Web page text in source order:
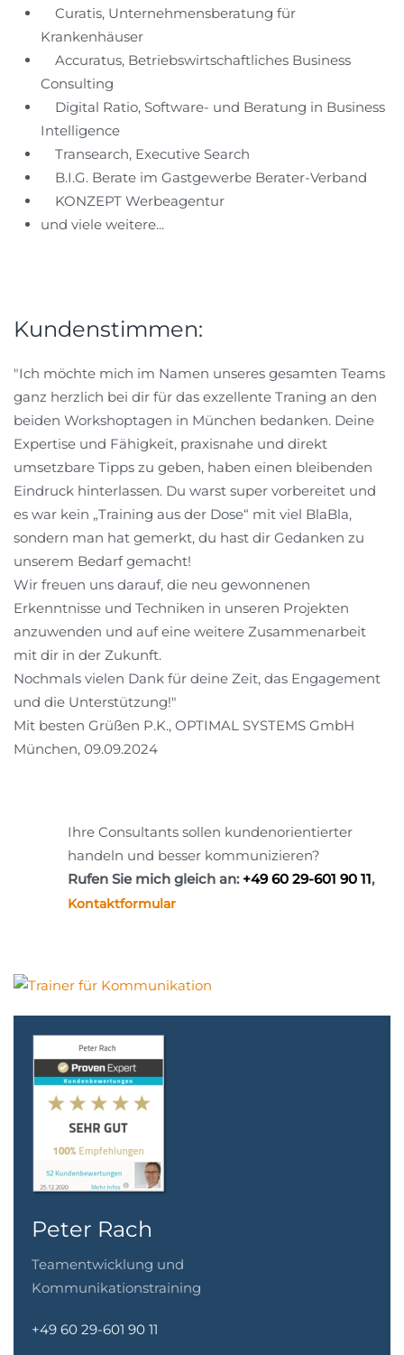
Curatis, Unternehmensberatung für
Krankenhäuser
Accuratus, Betriebswirtschaftliches Business
Consulting
Digital Ratio, Software- und Beratung in Business
Intelligence
Transearch, Executive Search
B.I.G. Berate im Gastgewerbe Berater-Verband
KONZEPT Werbeagentur
und viele weitere...
Kundenstimmen:
"Ich möchte mich im Namen unseres gesamten Teams
ganz herzlich bei dir für das exzellente Traning an den
beiden Workshoptagen in München bedanken. Deine
Expertise und Fähigkeit, praxisnahe und direkt
umsetzbare Tipps zu geben, haben einen bleibenden
Eindruck hinterlassen. Du warst super vorbereitet und
es war kein „Training aus der Dose“ mit viel BlaBla,
sondern man hat gemerkt, du hast dir Gedanken zu
unserem Bedarf gemacht!
Wir freuen uns darauf, die neu gewonnenen
Erkenntnisse und Techniken in unseren Projekten
anzuwenden und auf eine weitere Zusammenarbeit
mit dir in der Zukunft.
Nochmals vielen Dank für deine Zeit, das Engagement
und die Unterstützung!"
Mit besten Grüßen P.K., OPTIMAL SYSTEMS GmbH
München, 09.09.2024
Ihre Consultants sollen kundenorientierter
handeln und besser kommunizieren?
Rufen Sie mich gleich an: +49 60 29-601 90 11,
Kontaktformular
Peter Rach
Teamentwicklung und
Kommunikationstraining
+49 60 29-601 90 11